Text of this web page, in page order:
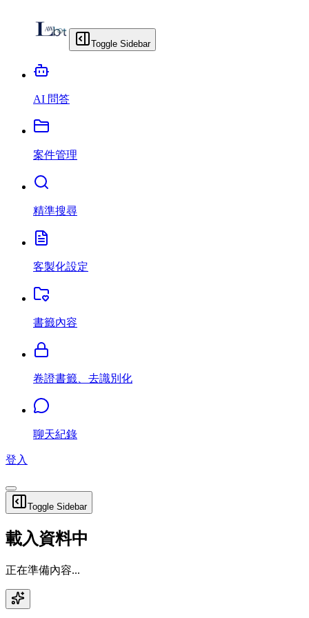
Toggle Sidebar
AI 問答
案件管理
精準搜尋
客製化設定
書籤內容
卷證書籤、去識別化
聊天紀錄
登入
Toggle Sidebar
載入資料中
正在準備內容...